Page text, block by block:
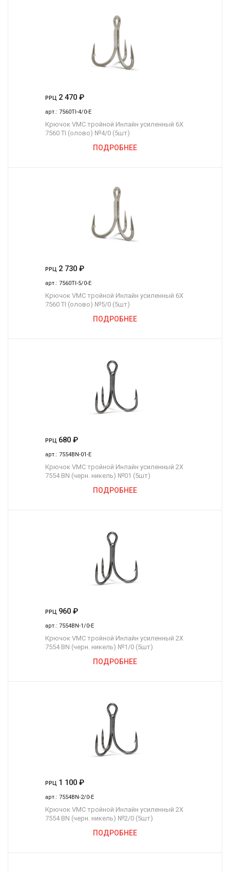
РРЦ 2 470 ₽
арт.: 7560TI-4/0-E
Крючок VMC тройной Инлайн усиленный 6Х
7560 TI (олово) №4/0 (5шт)
ПОДРОБНЕЕ
РРЦ 2 730 ₽
арт.: 7560TI-5/0-E
Крючок VMC тройной Инлайн усиленный 6Х
7560 TI (олово) №5/0 (5шт)
ПОДРОБНЕЕ
РРЦ 680 ₽
арт.: 7554BN-01-E
Крючок VMC тройной Инлайн усиленный 2Х
7554 BN (черн. никель) №01 (5шт)
ПОДРОБНЕЕ
РРЦ 960 ₽
арт.: 7554BN-1/0-E
Крючок VMC тройной Инлайн усиленный 2Х
7554 BN (черн. никель) №1/0 (5шт)
ПОДРОБНЕЕ
РРЦ 1 100 ₽
арт.: 7554BN-2/0-E
Крючок VMC тройной Инлайн усиленный 2Х
7554 BN (черн. никель) №2/0 (5шт)
ПОДРОБНЕЕ